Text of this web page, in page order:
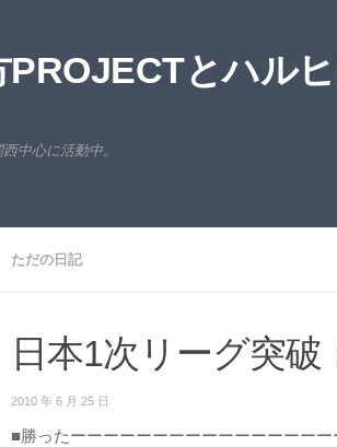
とハル
中心に活動中。
ただの日記
日本1次リーグ突破
2010 年 6 月 25 日
■勝ったーーーーーーーーーーーーーーーー